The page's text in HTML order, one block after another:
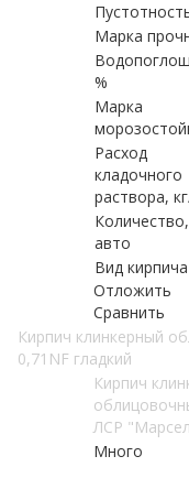
Марка
%
Марка
Расход
кладочного
раствора,
авто
Вид кирпича
Отложить
Сравнить
Кирпич клинкерный
0,71NF гладкий
Кирпич
ЛСР
Много